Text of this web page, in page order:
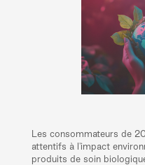
Les consommateurs de
attentifs à l'impact
produits de soin